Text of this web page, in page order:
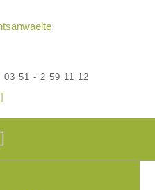
03 51 - 2 59 11 12